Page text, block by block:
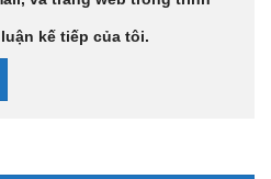
kế tiếp của tôi.